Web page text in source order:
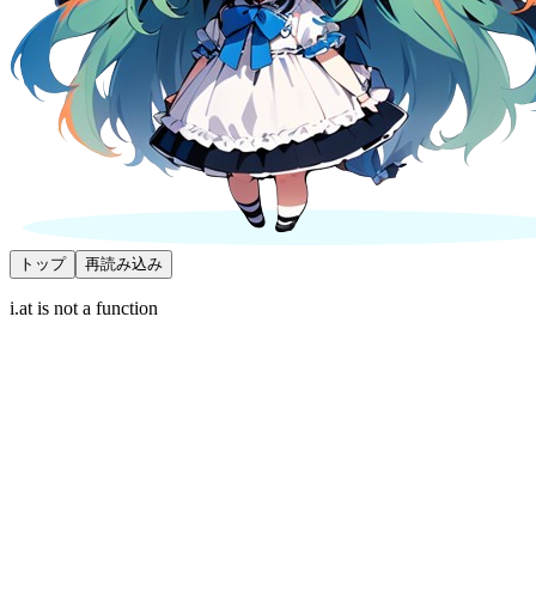
トップ 再読み込み
i.at is not a function